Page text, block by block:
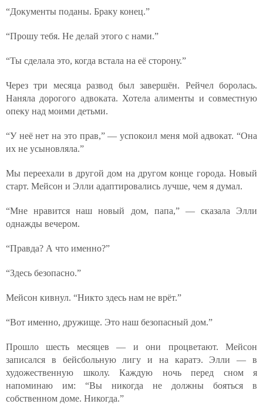
“Документы поданы. Браку конец.”
“Прошу тебя. Не делай этого с нами.”
“Ты сделала это, когда встала на её сторону.”
Через три месяца развод был завершён. Рейчел боролась.
Наняла дорогого адвоката. Хотела алименты и совместную
опеку над моими детьми.
“У неё нет на это прав,” — успокоил меня мой адвокат. “Она
их не усыновляла.”
Мы переехали в другой дом на другом конце города. Новый
старт. Мейсон и Элли адаптировались лучше, чем я думал.
“Мне нравится наш новый дом, папа,” — сказала Элли
однажды вечером.
“Правда? А что именно?”
“Здесь безопасно.”
Мейсон кивнул. “Никто здесь нам не врёт.”
“Вот именно, дружище. Это наш безопасный дом.”
Прошло шесть месяцев — и они процветают. Мейсон
записался в бейсбольную лигу и на каратэ. Элли — в
художественную школу. Каждую ночь перед сном я
напоминаю им: “Вы никогда не должны бояться в
собственном доме. Никогда.”